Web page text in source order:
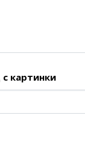
картинки